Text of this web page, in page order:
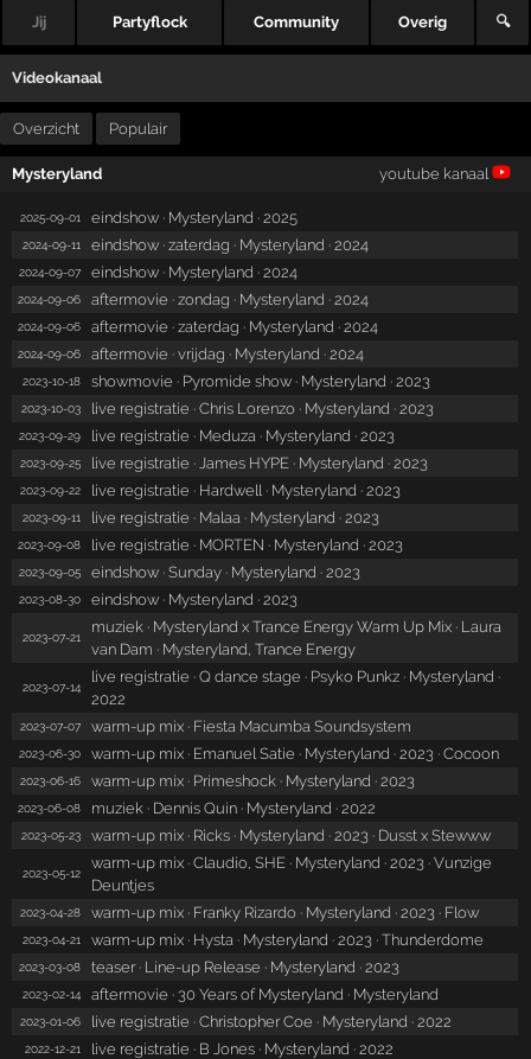
Jij Partyflock Community Overig 🔍
Videokanaal
Overzicht Populair
Mysteryland youtube kanaal
2025-09-01 eindshow · Mysteryland · 2025
2024-09-11 eindshow · zaterdag · Mysteryland · 2024
2024-09-07 eindshow · Mysteryland · 2024
2024-09-06 aftermovie · zondag · Mysteryland · 2024
2024-09-06 aftermovie · zaterdag · Mysteryland · 2024
2024-09-06 aftermovie · vrijdag · Mysteryland · 2024
2023-10-18 showmovie · Pyromide show · Mysteryland · 2023
2023-10-03 live registratie · Chris Lorenzo · Mysteryland · 2023
2023-09-29 live registratie · Meduza · Mysteryland · 2023
2023-09-25 live registratie · James HYPE · Mysteryland · 2023
2023-09-22 live registratie · Hardwell · Mysteryland · 2023
2023-09-11 live registratie · Malaa · Mysteryland · 2023
2023-09-08 live registratie · MORTEN · Mysteryland · 2023
2023-09-05 eindshow · Sunday · Mysteryland · 2023
2023-08-30 eindshow · Mysteryland · 2023
2023-07-21
muziek · Mysteryland x Trance Energy Warm Up Mix · Laura
van Dam · Mysteryland, Trance Energy
2023-07-14
live registratie · Q dance stage · Psyko Punkz · Mysteryland ·
2022
2023-07-07 warm-up mix · Fiesta Macumba Soundsystem
2023-06-30 warm-up mix · Emanuel Satie · Mysteryland · 2023 · Cocoon
2023-06-16 warm-up mix · Primeshock · Mysteryland · 2023
2023-06-08 muziek · Dennis Quin · Mysteryland · 2022
2023-05-23 warm-up mix · Ricks · Mysteryland · 2023 · Dusst x Stewww
2023-05-12
warm-up mix · Claudio, SHE · Mysteryland · 2023 · Vunzige
Deuntjes
2023-04-28 warm-up mix · Franky Rizardo · Mysteryland · 2023 · Flow
2023-04-21 warm-up mix · Hysta · Mysteryland · 2023 · Thunderdome
2023-03-08 teaser · Line-up Release · Mysteryland · 2023
2023-02-14 aftermovie · 30 Years of Mysteryland · Mysteryland
2023-01-06 live registratie · Christopher Coe · Mysteryland · 2022
2022-12-21 live registratie · B Jones · Mysteryland · 2022